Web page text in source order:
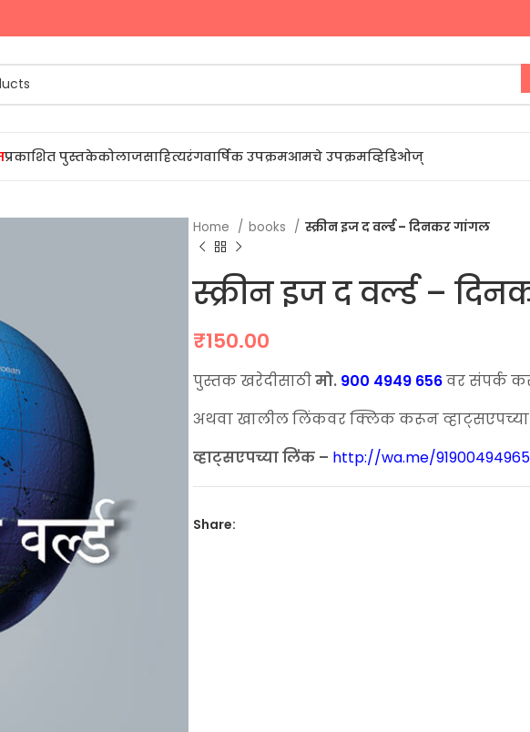
प्रकाशित पुस्तकेकोलाजसाहित्यरंगवार्षिक उपक्रमआमचे उपक्रमव्हिडिओज्
Home books स्क्रीन इज द वर्ल्ड – दिनकर गांगल
स्क्रीन इज द वर्ल्ड –
₹150.00
पुस्तक खरेदीसाठीमो. 900 4949 656वर संपर्क
अथवा खालील लिंकवर क्लिक करून व्हाट्सएपच्या
व्हाट्सएपच्या लिंक – http://wa.me/
Share: